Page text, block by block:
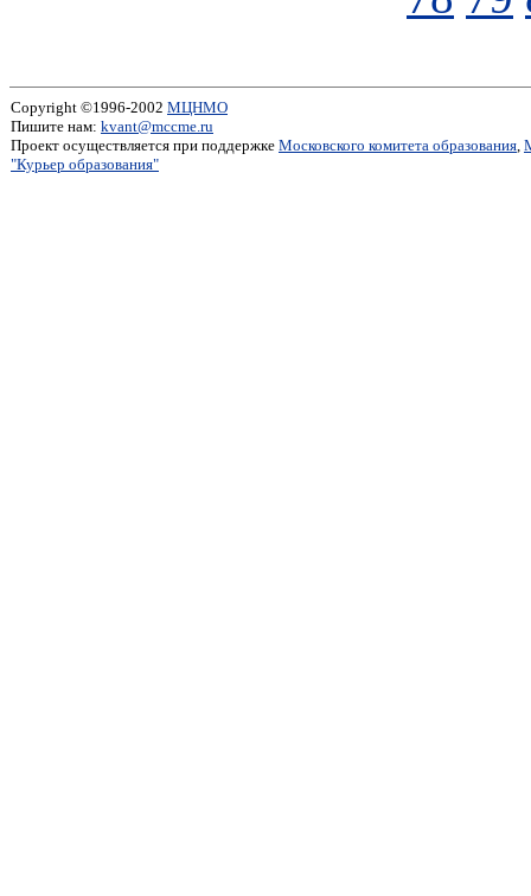
Copyright ©1996-2002 МЦНМО
Пишите нам: kvant@mccme.ru
Проект осуществляется при поддержке Московского комитета образования,
"Курьер образования"